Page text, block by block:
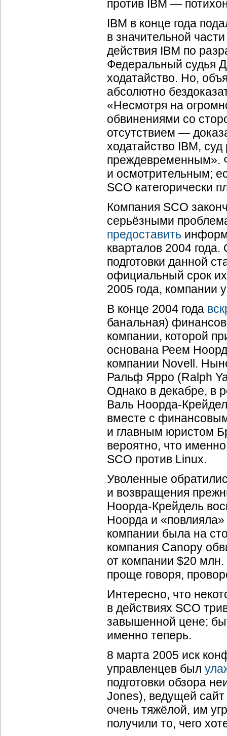
против IBM —
IBM в конце года
в значительной
действия IBM по
Федеральный судья
ходатайство. Но,
абсолютно
«Несмотря на
обвинениями со
отсутствием —
ходатайство IBM,
преждевременным».
и осмотрительным;
SCO категорически
Компания SCO
серьёзными
предоставить
кварталов 2004
подготовки данной
официальный срок
2005 года, компании
В конце 2004 года
банальная)
компании, которой
основана Реем
компании Novell.
Ральф Ярро (Ralph
Однако в декабре, в
Валь Ноорда-
вместе с
и главным юристом
вероятно, что
SCO против Linux.
Уволенные
и возвращения
Ноорда-Крейдель
Ноорда и «повлияла»
компании была на
компания Canopy
от компании $20
проще говоря,
Интересно, что
в действиях SCO
завышенной цене;
именно теперь.
8 марта 2005 иск
управленцев был
подготовки обзора
Jones), ведущей
очень тяжёлой, им
получили то, чего